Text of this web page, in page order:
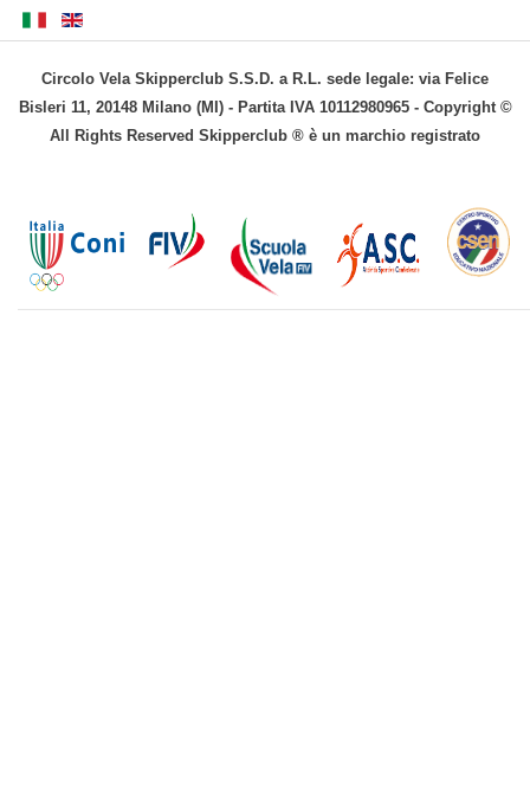
Circolo Vela Skipperclub S.S.D. a R.L. sede legale: via Felice
Bisleri 11, 20148 Milano (MI) - Partita IVA 10112980965 - Copyright ©
All Rights Reserved Skipperclub ® è un marchio registrato